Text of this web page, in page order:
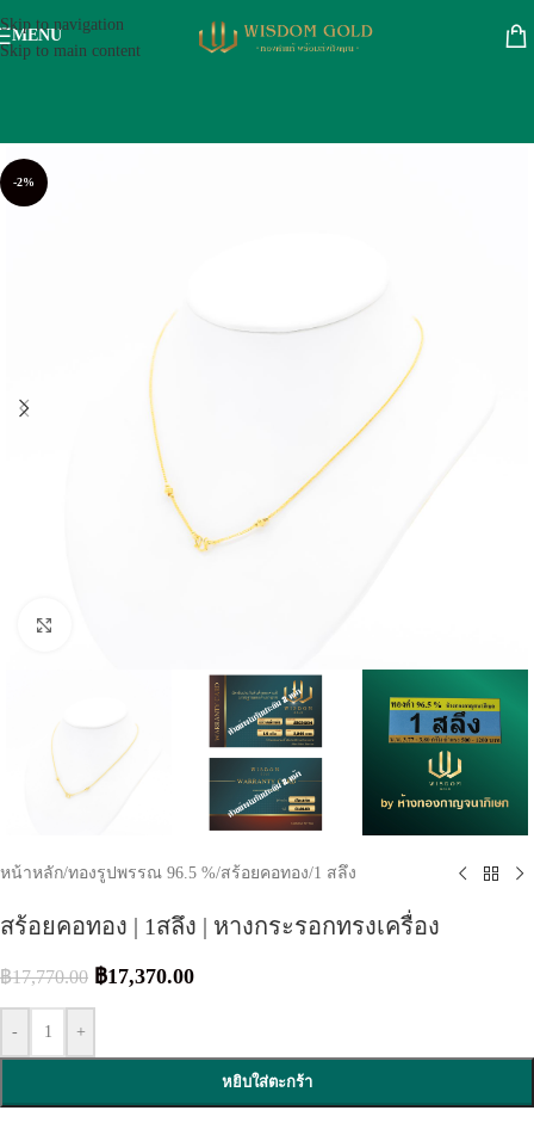
Skip to navigation
Skip to main content
MENU
-2%
หน้าหลัก/ทองรูปพรรณ 96.5 %/สร้อยคอทอง/1 สลึง
สร้อยคอทอง | 1สลึง | หางกระรอกทรงเครื่อง
฿17,770.00 ฿17,370.00
- +
หยิบใส่ตะกร้า